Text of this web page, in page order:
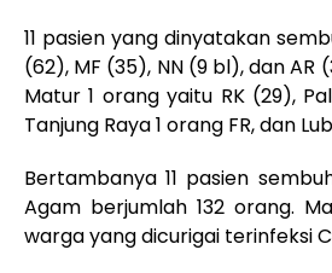
11 pasien yang dinyatakan
(62), MF (35), NN (9 bl), dan AR
Matur 1 orang yaitu RK (29),
Tanjung Raya 1 orang FR, dan
Bertambanya 11 pasien
Agam berjumlah 132 orang.
warga yang dicurigai terinfeksi